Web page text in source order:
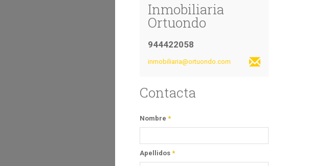
Inmobiliaria
Ortuondo
944422058
inmobiliaria@ortuondo.com
Contacta
Nombre *
Apellidos *